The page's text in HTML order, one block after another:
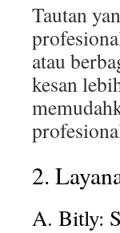
Tautan
atau
kesan
2.
A. Bitly: